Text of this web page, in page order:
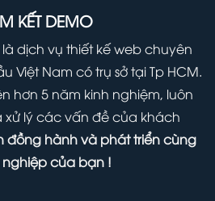
KẾT DEMO
dịch vụ thiết kế web chuyên
Việt Nam có trụ sở tại Tp HCM.
hơn 5 năm kinh nghiệm, luôn
xử lý các vấn đề của khách
đồng hành và phát triển cùng
của bạn !